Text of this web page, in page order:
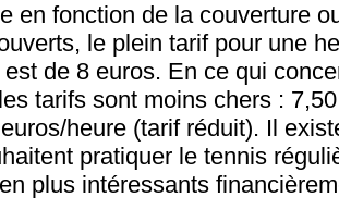
en fonction de la couverture
le plein tarif pour une
de 8 euros. En ce qui
tarifs sont moins chers :
heure (tarif réduit). Il
pratiquer le tennis
plus intéressants